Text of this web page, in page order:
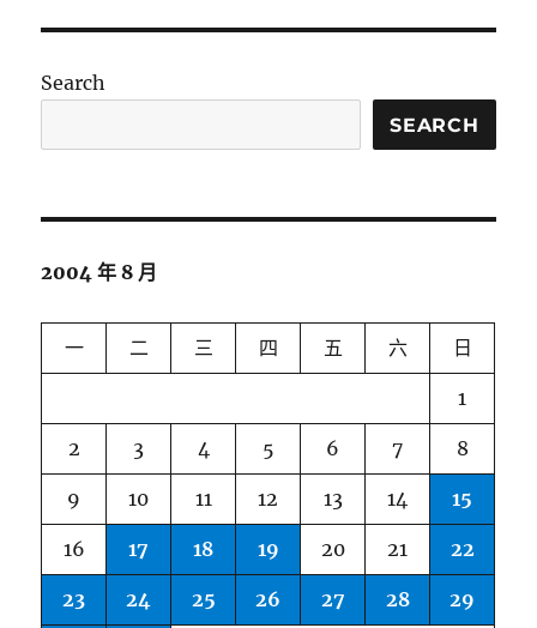
Search
SEARCH
2004 年 8 月
一 二 三 四 五 六 日
1
2 3 4 5 6 7 8
9 10 11 12 13 14 15
16 17 18 19 20 21 22
23 24 25 26 27 28 29